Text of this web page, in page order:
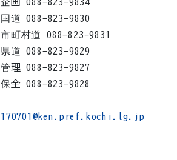
国道 088-823-9830
市町村道 088-823-9831
県道 088-823-9829
管理 088-823-9827
保全 088-823-9828
170701@ken.pref.kochi.lg.jp